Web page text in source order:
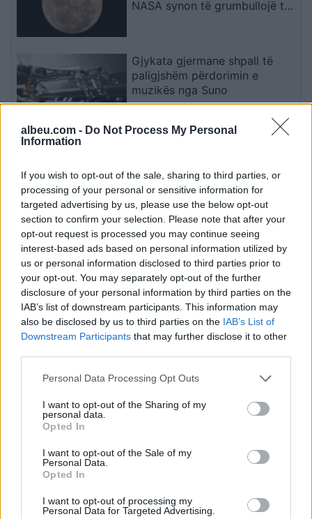
albeu.com - Do Not Process My Personal
Information
If you wish to opt-out of the sale, sharing to third parties, or
processing of your personal or sensitive information for
targeted advertising by us, please use the below opt-out
section to confirm your selection. Please note that after your
opt-out request is processed you may continue seeing
interest-based ads based on personal information utilized by
us or personal information disclosed to third parties prior to
your opt-out. You may separately opt-out of the further
disclosure of your personal information by third parties on the
IAB’s list of downstream participants. This information may
also be disclosed by us to third parties on the IAB’s List of
Downstream Participants that may further disclose it to other
Personal Data Processing Opt Outs
I want to opt-out of the Sharing of my
personal data.
Opted In
I want to opt-out of the Sale of my
Personal Data.
Opted In
I want to opt-out of processing my
Personal Data for Targeted Advertising.
NASA synon të grumbullojë të
Gjykata gjermane shpall të
paligjshëm përdorimin e
muzikës nga Suno
në Gjakovë: Ja arsyetimi i
kreut të AAK-së
Esim for Global
Esim for USA|Esim for Italy| Esim for Spain|Esim
for Turkey|Esim for Germany|Esim for Greece|